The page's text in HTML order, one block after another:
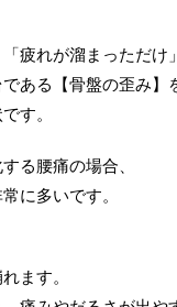
疲れが溜まっただけ
ある【骨盤の歪み】
す。
る腰痛の場合、
に多いです。
ます。